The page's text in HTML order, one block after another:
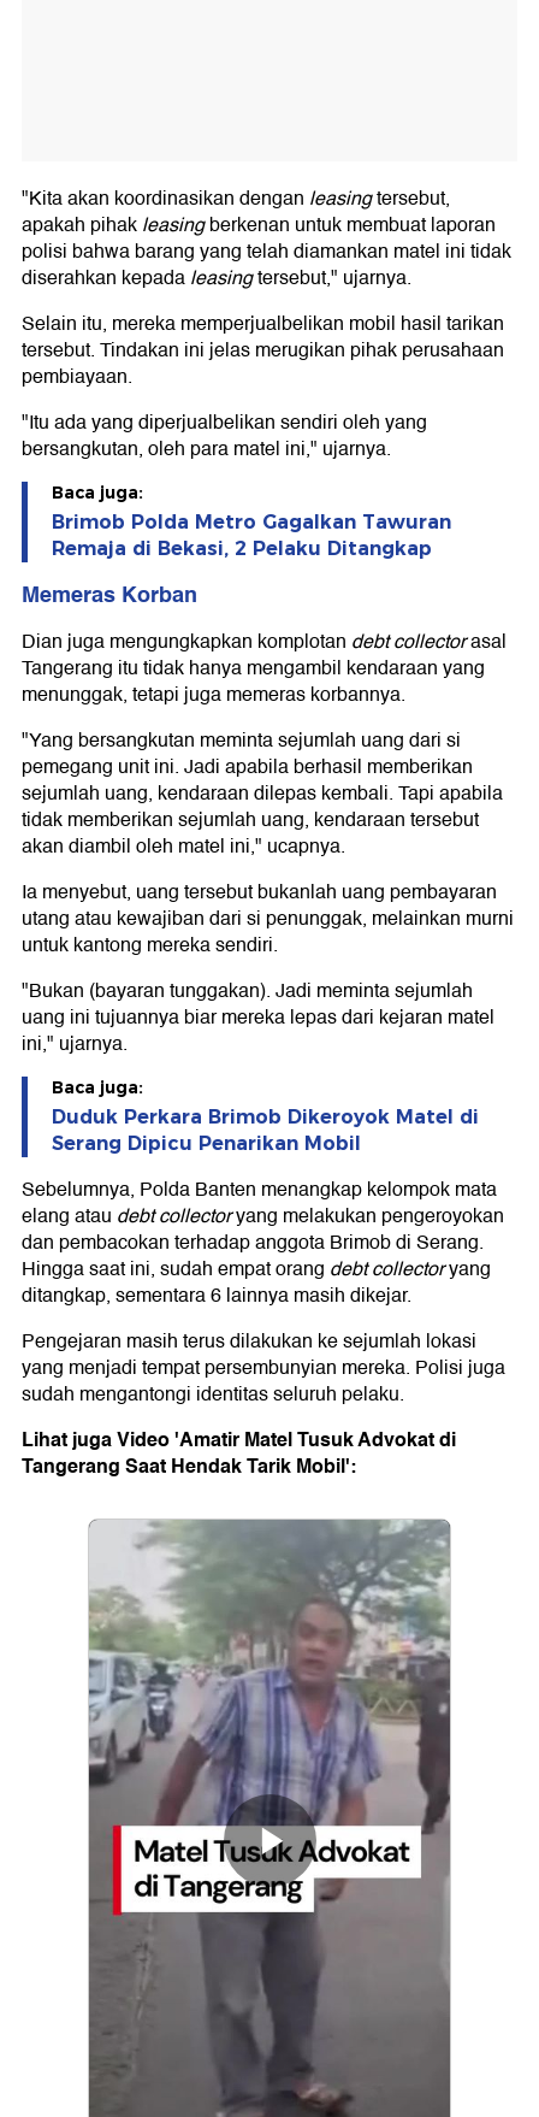
"Kita akan koordinasikan dengan leasingtersebut,
apakah pihakleasingberkenan untuk membuat laporan
polisi bahwa barang yang telah diamankan matel ini tidak
diserahkan kepadaleasingtersebut," ujarnya.
Selain itu, mereka memperjualbelikan mobil hasil tarikan
tersebut. Tindakan ini jelas merugikan pihak perusahaan
pembiayaan.
"Itu ada yang diperjualbelikan sendiri oleh yang
bersangkutan, oleh para matel ini," ujarnya.
Baca juga:
Brimob Polda Metro Gagalkan Tawuran
Remaja di Bekasi, 2 Pelaku Ditangkap
Memeras Korban
Dian juga mengungkapkan komplotan debt collectorasal
Tangerang itu tidak hanya mengambil kendaraan yang
menunggak, tetapi juga memeras korbannya.
"Yang bersangkutan meminta sejumlah uang dari si
pemegang unit ini. Jadi apabila berhasil memberikan
sejumlah uang, kendaraan dilepas kembali. Tapi apabila
tidak memberikan sejumlah uang, kendaraan tersebut
akan diambil oleh matel ini," ucapnya.
Ia menyebut, uang tersebut bukanlah uang pembayaran
utang atau kewajiban dari si penunggak, melainkan murni
untuk kantong mereka sendiri.
"Bukan (bayaran tunggakan). Jadi meminta sejumlah
uang ini tujuannya biar mereka lepas dari kejaran matel
ini," ujarnya.
Baca juga:
Duduk Perkara Brimob Dikeroyok Matel di
Serang Dipicu Penarikan Mobil
Sebelumnya, Polda Banten menangkap kelompok mata
elang atau debt collectoryang melakukan pengeroyokan
dan pembacokan terhadap anggota Brimob di Serang.
Hingga saat ini, sudah empat orang debt collectoryang
ditangkap, sementara 6 lainnya masih dikejar.
Pengejaran masih terus dilakukan ke sejumlah lokasi
yang menjadi tempat persembunyian mereka. Polisi juga
sudah mengantongi identitas seluruh pelaku.
Lihat juga Video 'Amatir Matel Tusuk Advokat di
Tangerang Saat Hendak Tarik Mobil':